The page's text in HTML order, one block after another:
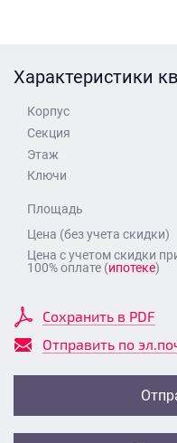
Характеристики
Корпус
Секция
Этаж
Ключи
Площадь
Цена (без учета скидки)
Цена с учетом скидки
100% оплате (ипотеке)
Сохранить в PDF
Отправить по